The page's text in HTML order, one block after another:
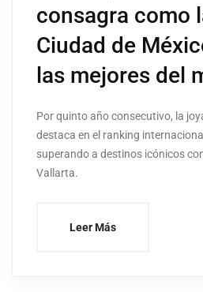
consagra como
Ciudad de
las mejores del
Por quinto año consecutivo, la
destaca en el ranking
superando a destinos icónicos
Vallarta.
Leer Más